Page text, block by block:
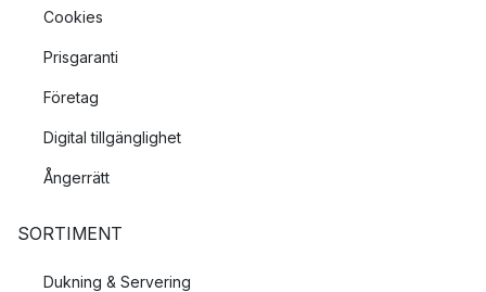
Cookies
Prisgaranti
Företag
Digital tillgänglighet
Ångerrätt
SORTIMENT
Dukning & Servering